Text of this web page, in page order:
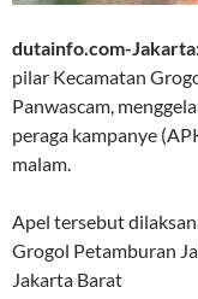
dutainfo.com-
pilar Kecamatan
Panwascam,
peraga kampanye
malam.
Apel tersebut
Grogol Petamburan
Jakarta Barat